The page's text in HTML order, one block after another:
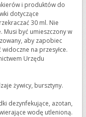
i produktów do
dotyczące
30 ml. Nie
Musi być umieszczony w
aby zapobiec
na przesyłce.
Urzędu
żywicy, bursztyny.
dezynfekujące, azotan,
wodę utlenioną.